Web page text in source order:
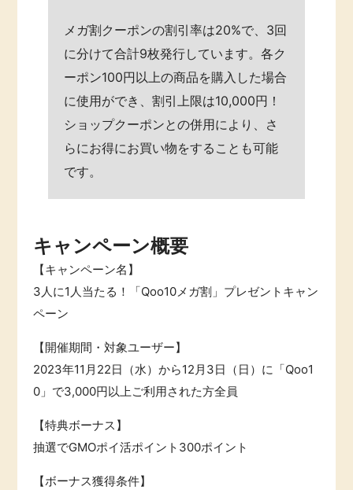
メガ割クーポンの割引率は20%で、3回
に分けて合計9枚発行しています。各ク
ーポン100円以上の商品を購入した場合
に使用ができ、割引上限は10,000円！
ショップクーポンとの併用により、さ
らにお得にお買い物をすることも可能
です。
キャンペーン概要
【キャンペーン名】
3人に1人当たる！「Qoo10メガ割」プレゼントキャン
ペーン
【開催期間・対象ユーザー】
2023年11月22日（水）から12月3日（日）に「Qoo1
0」で3,000円以上ご利用された方全員
【特典ボーナス】
抽選でGMOポイ活ポイント300ポイント
【ボーナス獲得条件】